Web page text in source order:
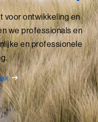
voor ontwikkeling en
we professionals en
en professionele